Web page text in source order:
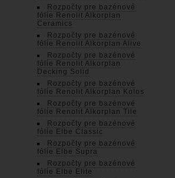
Rozpočty pre bazénové
fólie Renolit Alkorplan
Ceramics
Rozpočty pre bazénové
fólie Renolit Alkorplan Alive
Rozpočty pre bazénové
fólie Renolit Alkorplan
Decking Solid
Rozpočty pre bazénové
fólie Renolit Alkorplan Kolos
Rozpočty pre bazénové
fólie Renolit Alkorplan Tile
Rozpočty pre bazénové
fólie Elbe Classic
Rozpočty pre bazénové
fólie Elbe Supra
Rozpočty pre bazénové
fólie Elbe Elite